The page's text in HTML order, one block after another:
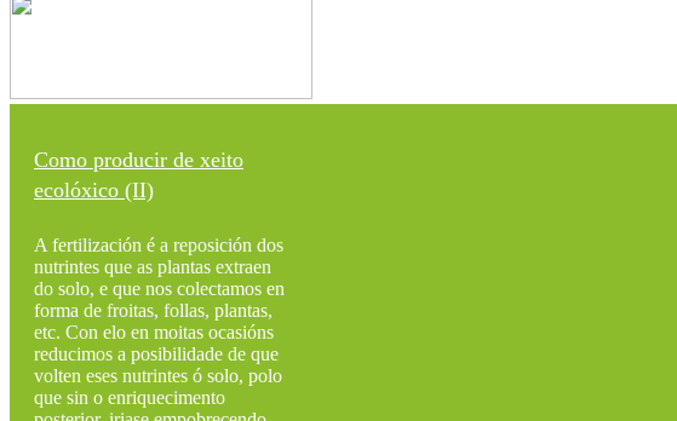
Como producir de xeito
ecolóxico (II)
A fertilización é a reposición dos
nutrintes que as plantas extraen
do solo, e que nos colectamos en
forma de froitas, follas, plantas,
etc. Con elo en moitas ocasións
reducimos a posibilidade de que
volten eses nutrintes ó solo, polo
que sin o enriquecimento